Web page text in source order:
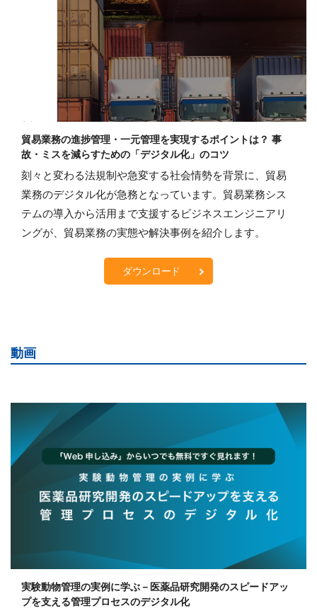
貿易業務の進捗管理・一元管理を実現するポイントは？ 事
故・ミスを減らすための「デジタル化」のコツ
刻々と変わる法規制や急変する社会情勢を背景に、貿易
業務のデジタル化が急務となっています。貿易業務シス
テムの導入から活用まで支援するビジネスエンジニアリ
ングが、貿易業務の実態や解決事例を紹介します。
ダウンロード
動画
実験動物管理の実例に学ぶ－医薬品研究開発のスピードアッ
プを支える管理プロセスのデジタル化